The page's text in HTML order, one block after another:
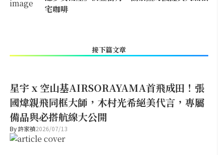
宅咖啡
接下篇文章
星宇 x 空山基AIRSORAYAMA首飛成田！張
國煒親飛同框大師，木村光希絕美代言，專屬
備品與必搭航線大公開
By許家禎2026/07/13